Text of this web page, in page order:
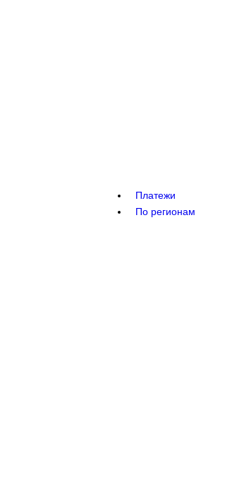
Платежи
По регионам